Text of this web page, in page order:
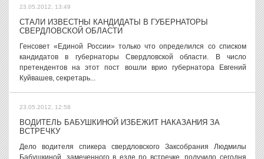
23.05.2012, 13:49
СТАЛИ ИЗВЕСТНЫ КАНДИДАТЫ В ГУБЕРНАТОРЫ
СВЕРДЛОВСКОЙ ОБЛАСТИ
Генсовет «Единой России» только что определился со списком
кандидатов в губернаторы Свердловской области. В число
претендентов на этот пост вошли врио губернатора Евгений
Куйвашев, секретарь...
23.05.2012, 12:58
ВОДИТЕЛЬ БАБУШКИНОЙ ИЗБЕЖИТ НАКАЗАНИЯ ЗА
ВСТРЕЧКУ
Дело водителя спикера свердловского Заксобрания Людмилы
Бабушкиной, замеченного в езде по встречке, получило сегодня